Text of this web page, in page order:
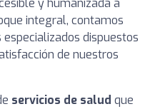
y humanizada a
integral, contamos
dispuestos
de nuestros
servicios de salud que